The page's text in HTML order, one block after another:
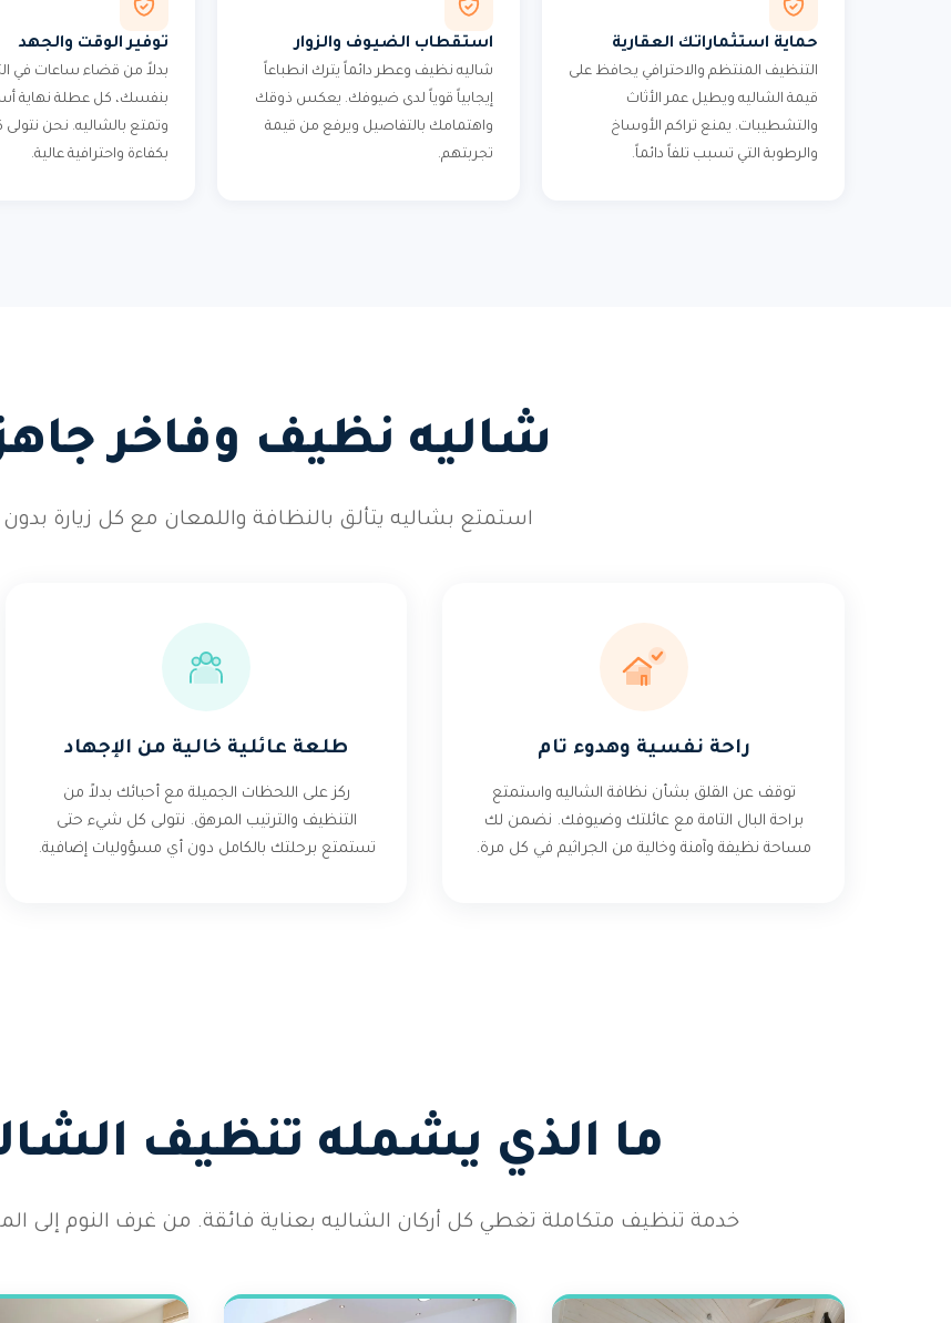
حماية استثماراتك العقارية
التنظيف المنتظم والاحترافي يحافظ على
قيمة الشاليه ويطيل عمر الأثاث
والتشطيبات. يمنع تراكم الأوساخ
والرطوبة التي تسبب تلفاً دائماً.
استقطاب الضيوف والزوار
شاليه نظيف وعطر دائماً يترك انطباعاً
إيجابياً قوياً لدى ضيوفك. يعكس ذوقك
واهتمامك بالتفاصيل ويرفع من قيمة
تجربتهم.
توفير الوقت والجهد
بدلاً من قضاء ساعات في
بنفسك، كل عطلة نهاية
وتمتع بالشاليه. نحن
بكفاءة واحترافية عالية.
شاليه نظيف وفاخر جاهز
استمتع بشاليه يتألق بالنظافة واللمعان مع كل زيارة
راحة نفسية وهدوء تام
توقف عن القلق بشأن نظافة الشاليه واستمتع
براحة البال التامة مع عائلتك وضيوفك. نضمن لك
مساحة نظيفة وآمنة وخالية من الجراثيم في كل مرة.
طلعة عائلية خالية من الإجهاد
ركز على اللحظات الجميلة مع أحبائك بدلاً من
التنظيف والترتيب المرهق. نتولى كل شيء حتى
تستمتع برحلتك بالكامل دون أي مسؤوليات إضافية.
ما الذي يشمله تنظيف
خدمة تنظيف متكاملة تغطي كل أركان الشاليه بعناية فائقة. من غرف النوم إلى